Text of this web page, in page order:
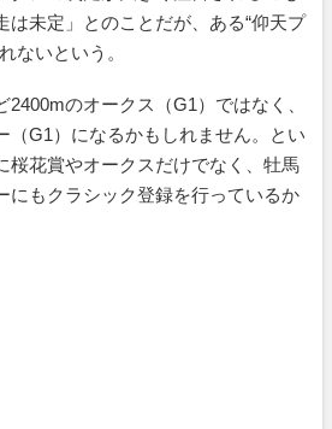
は未定」とのことだが、ある“仰天プ
ないという。
2400mのオークス（G1）ではなく、
（G1）になるかもしれません。とい
桜花賞やオークスだけでなく、牡馬
にもクラシック登録を行っているか